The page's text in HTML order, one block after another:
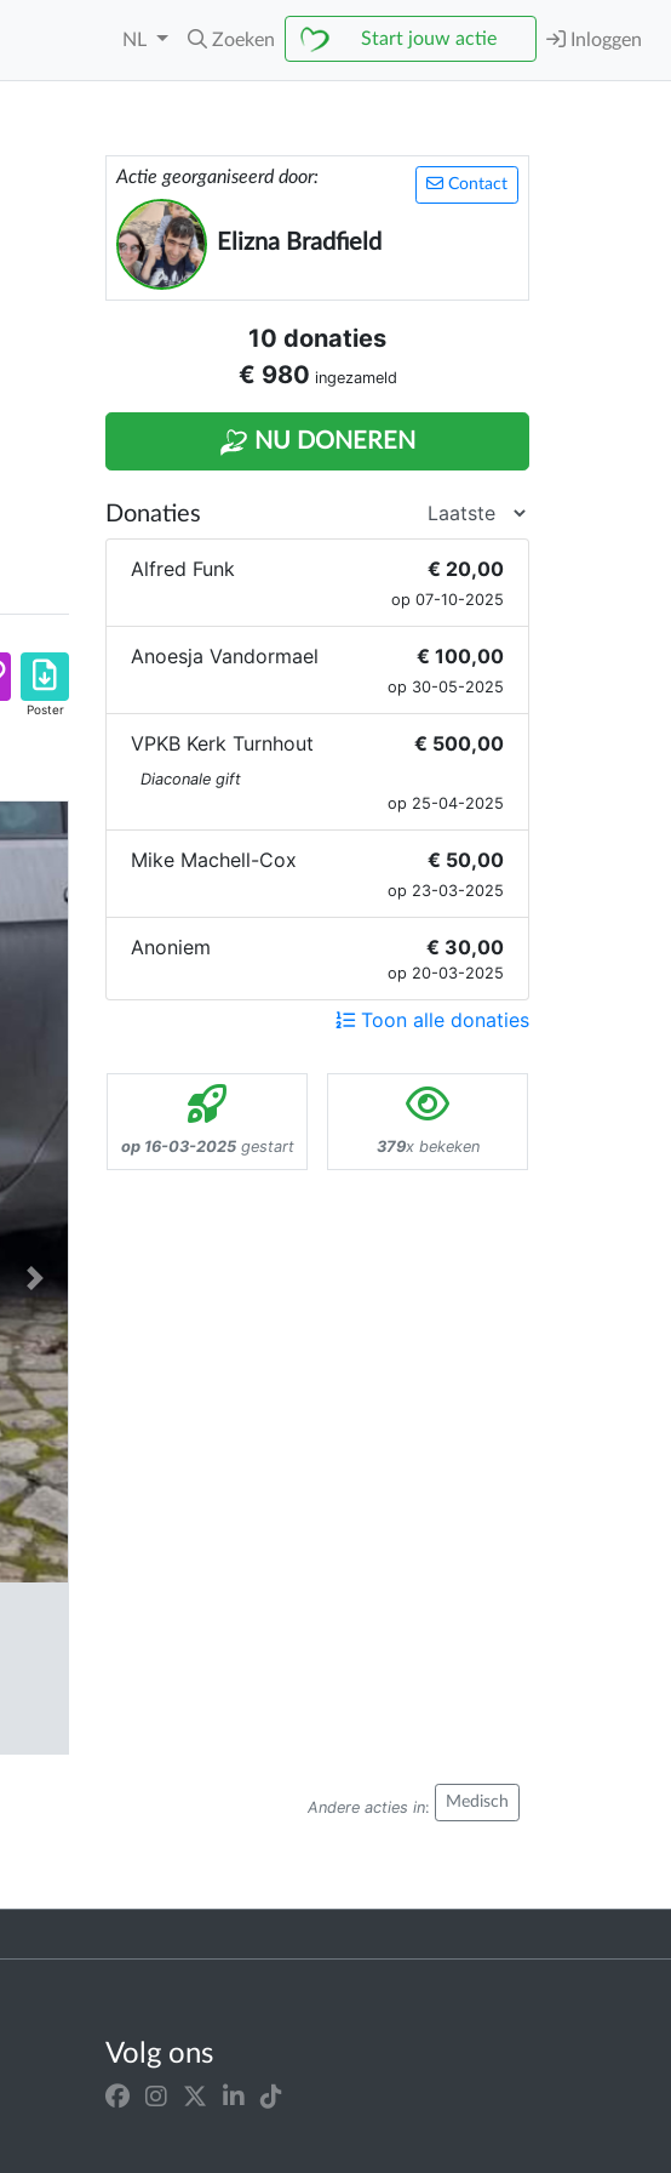
NL Zoeken Start jouw actie Inloggen
Poster
Next
Contact
Actie georganiseerd door:
Elizna Bradfield
10 donaties
€ 980 ingezameld
NU DONEREN
Donaties
Alfred Funk € 20,00
op 07-10-2025
Anoesja Vandormael € 100,00
op 30-05-2025
VPKB Kerk Turnhout € 500,00
Diaconale gift
op 25-04-2025
Mike Machell-Cox € 50,00
op 23-03-2025
Anoniem € 30,00
op 20-03-2025
Toon alle donaties
op 16-03-2025gestart 379x bekeken
Andere acties in: Medisch
Volg ons